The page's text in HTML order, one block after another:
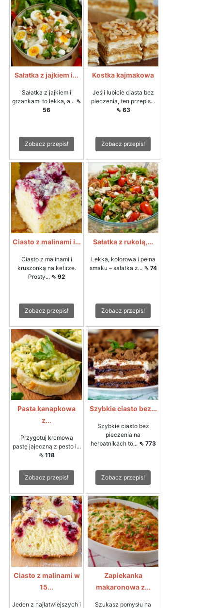
Sałatka z jajkiem i...
Sałatka z jajkiem i
grzankami to lekka, a... ⇖
56
Zobacz przepis!
Kostka kajmakowa
Jeśli lubicie ciasta bez
pieczenia, ten przepis...
⇖ 63
Zobacz przepis!
Ciasto z malinami i...
Ciasto z malinami i
kruszonką na kefirze.
Prosty... ⇖ 92
Zobacz przepis!
Sałatka z rukolą,...
Lekka, kolorowa i pełna
smaku – sałatka z... ⇖ 74
Zobacz przepis!
Pasta kanapkowa
z...
Przygotuj kremową
pastę jajeczną z pesto i...
⇖ 118
Zobacz przepis!
Szybkie ciasto bez...
Szybkie ciasto bez
pieczenia na
herbatnikach to... ⇖ 773
Zobacz przepis!
Ciasto z malinami w
15...
Jeden z najłatwiejszych i
Zapiekanka
makaronowa z...
Szukasz pomysłu na